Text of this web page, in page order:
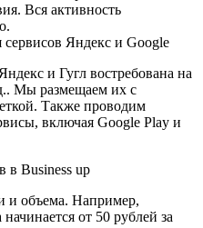
Вся активность
сервисов Яндекс и Google
и Гугл востребована на
Мы размещаем их с
Также проводим
включая Google Play и
в Business up
и объема. Например,
от 50 рублей за